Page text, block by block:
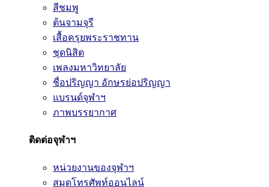
สีชมพู
ต้นจามจุรี
เสื้อครุยพระราชทาน
ชุดนิสิต
เพลงมหาวิทยาลัย
ชื่อปริญญา อักษรย่อปริญญา
แบรนด์จุฬาฯ
ภาพบรรยากาศ
ติดต่อจุฬาฯ
หน่วยงานของจุฬาฯ
สมุดโทรศัพท์ออนไลน์